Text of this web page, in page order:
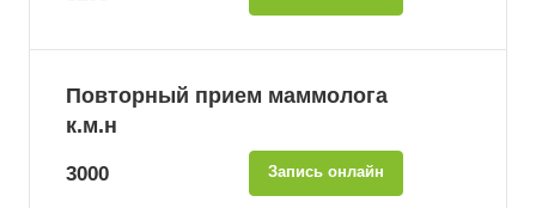
Повторный прием маммолога
к.м.н
3000 Запись онлайн